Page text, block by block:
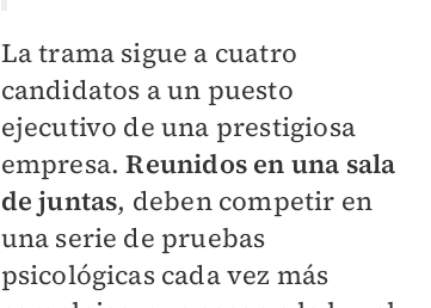
La trama sigue a cuatro
candidatos a un puesto
ejecutivo de una prestigiosa
empresa. Reunidos en una sala
de juntas, deben competir en
una serie de pruebas
psicológicas cada vez más